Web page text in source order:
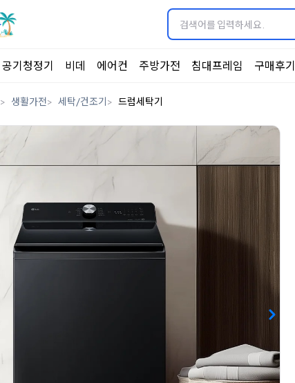
공기청정기 비데 에어컨 주방가전 침대프레임 구매후기
생활가전 세탁/건조기 드럼세탁기